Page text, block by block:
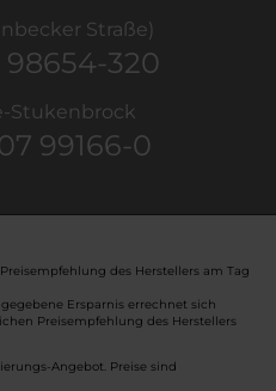
Straße)
320
Stukenbrock
99166-0
des Herstellers am Tag
Ersparnis errechnet sich
Preisempfehlung des Herstellers
Angebot. Preise sind